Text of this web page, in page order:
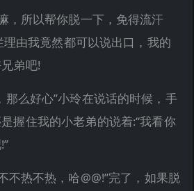
，所以帮你脱一下，免得流汗
理由我竟然都可以说出口，我的
弟吧!
那么好心”小玲在说话的时候，手
握住我的小老弟的说着:“我看你
不热不热，哈@@!”完了，如果脱